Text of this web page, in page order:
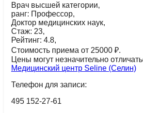
Врач высшей категории,
ранг: Профессор,
Доктор медицинских наук,
Стаж: 23,
Рейтинг: 4.8,
Стоимость приема от 25000 ₽.
Цены могут незначительно
Медицинский центр Seline (Селин)
Телефон для записи:
495 152-27-61